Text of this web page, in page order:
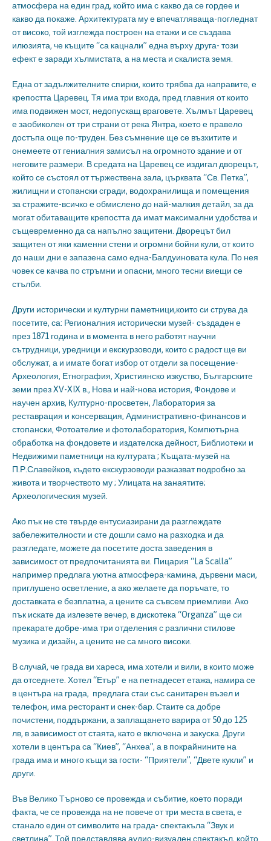
атмосфера на един град, който има с какво да се гордее и
какво да покаже. Архитектурата му е впечатляваща-погледнат
от високо, той изглежда построен на етажи и се създава
илюзията, че къщите “са кацнали” една върху друга- този
ефект е заради хълмистата, а на места и скалиста земя.
Една от задължителните спирки, които трябва да направите, е
крепостта Царевец. Тя има три входа, пред главния от които
има подвижен мост, недопускащ враговете. Хълмът Царевец
е заобиколен от три страни от река Янтра, което е правело
достъпа още по-труден. Без съмнение ще се възхитите и
онемеете от гениалния замисъл на огромното здание и от
неговите размери. В средата на Царевец се издигал дворецът,
който се състоял от тържествена зала, църквата “Св. Петка”,
жилищни и стопански сгради, водохранилища и помещения
за стражите-всичко е обмислено до най-малкия детайл, за да
могат обитаващите крепостта да имат максимални удобства и
същевременно да са напълно защитени. Дворецът бил
защитен от яки каменни стени и огромни бойни кули, от които
до наши дни е запазена само една-Балдуиновата кула. По нея
човек се качва по стръмни и опасни, много тесни виещи се
стълби.
Други исторически и културни паметници,които си струва да
посетите, са: Регионалния исторически музей- създаден е
през 1871 година и в момента в него работят научни
сътрудници, уредници и екскурзоводи, които с радост ще ви
обслужат, а и имате богат избор от отдели за посещение-
Археология, Етнография, Християнско изкуство, Българските
земи през XV-XIX в., Нова и най-нова история, Фондове и
научен архив, Културно-просветен, Лаборатория за
реставрация и консервация, Административно-финансов и
стопански, Фотоателие и фотолаборатория, Компютърна
обработка на фондовете и издателска дейност, Библиотеки и
Недвижими паметници на културата ; Къщата-музей на
П.Р.Славейков, където екскурзоводи разказват подробно за
живота и творчеството му ; Улицата на занаятите;
Археологическия музей.
Ако пък не сте твърде ентусиазирани да разглеждате
забележителности и сте дошли само на разходка и да
разгледате, можете да посетите доста заведения в
зависимост от предпочитанията ви. Пицария “La Scalla”
например предлага уютна атмосфера-камина, дървени маси,
приглушено осветление, а ако желаете да поръчате, то
доставката е безплатна, а цените са съвсем приемливи. Ако
пък искате да излезете вечер, в дискотека “Organza” ще си
прекарате добре-има три отделения с различни стилове
музика и дизайн, а цените не са много високи.
В случай, че града ви хареса, има хотели и вили, в които може
да отседнете. Хотел “Етър” е на петнадесет етажа, намира се
в центъра на града, предлага стаи със санитарен възел и
телефон, има ресторант и снек-бар. Стаите са добре
почистени, поддържани, а заплащането варира от 50 до 125
лв, в зависимост от стаята, като е включена и закуска. Други
хотели в центъра са “Киев”, “Анхеа”, а в покрайнините на
града има и много къщи за гости- “Приятели”, “Двете кукли” и
други.
Във Велико Търново се провежда и събитие, което поради
факта, че се провежда на не повече от три места в света, е
станало един от символите на града- спектакъла “Звук и
светлина”. Той представлява аудио-визуален спектакъл, който